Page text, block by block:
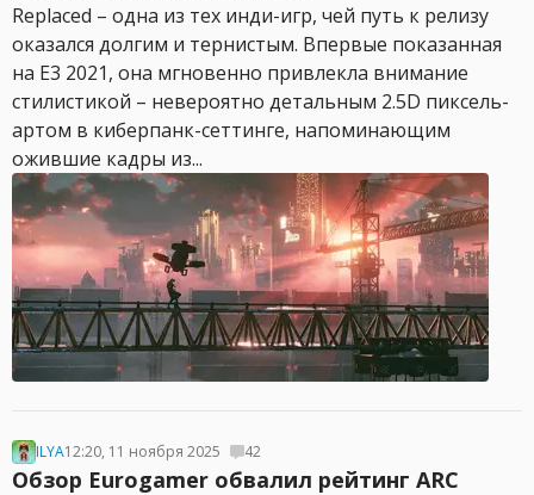
Replaced – одна из тех инди-игр, чей путь к релизу
оказался долгим и тернистым. Впервые показанная
на E3 2021, она мгновенно привлекла внимание
стилистикой – невероятно детальным 2.5D пиксель-
артом в киберпанк-сеттинге, напоминающим
ожившие кадры из...
ILYA12:20, 11 ноября 2025 42
Обзор Eurogamer обвалил рейтинг ARC